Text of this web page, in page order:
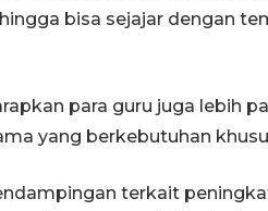
bisa sejajar dengan
para guru juga lebih
yang berkebutuhan
terkait
23 jam lalu